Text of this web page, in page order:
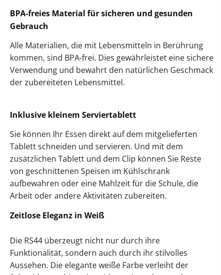
BPA-freies Material für sicheren und gesunden
Gebrauch
Alle Materialien, die mit Lebensmitteln in Berührung
kommen, sind BPA-frei. Dies gewährleistet eine sichere
Verwendung und bewahrt den natürlichen Geschmack
der zubereiteten Lebensmittel.
Inklusive kleinem Serviertablett
Sie können Ihr Essen direkt auf dem mitgelieferten
Tablett schneiden und servieren. Und mit dem
zusätzlichen Tablett und dem Clip können Sie Reste
von geschnittenen Speisen im Kühlschrank
aufbewahren oder eine Mahlzeit für die Schule, die
Arbeit oder andere Aktivitäten zubereiten.
Zeitlose Eleganz in Weiß
Die RS44 überzeugt nicht nur durch ihre
Funktionalität, sondern auch durch ihr stilvolles
Aussehen. Die elegante weiße Farbe verleiht der